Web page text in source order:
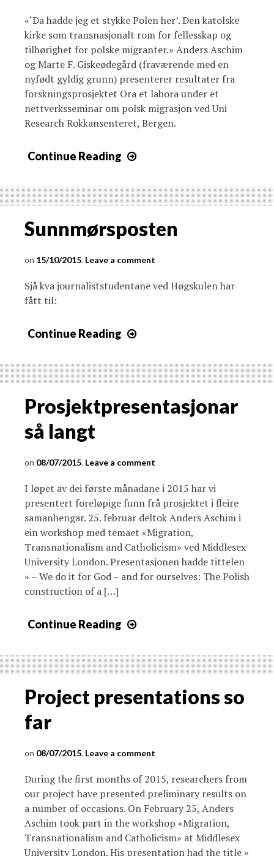
«‘Da hadde jeg et stykke Polen her’. Den katolske
kirke som transnasjonalt rom for fellesskap og
tilhørighet for polske migranter.» Anders Aschim
og Marte F. Giskeødegård (fraværende med en
nyfødt gyldig grunn) presenterer resultater fra
forskningsprosjektet Ora et labora under et
nettverksseminar om polsk migrasjon ved Uni
Research Rokkansenteret, Bergen.
Continue Reading
Sunnmørsposten
15/10/2015 Leave a comment
Sjå kva journaliststudentane ved Høgskulen har
fått til:
Continue Reading
Prosjektpresentasjonar
så langt
08/07/2015 Leave a comment
I løpet av dei første månadane i 2015 har vi
presentert foreløpige funn frå prosjektet i fleire
samanhengar. 25. februar deltok Anders Aschim i
ein workshop med temaet «Migration,
Transnationalism and Catholicism» ved Middlesex
University London. Presentasjonen hadde tittelen
» – We do it for God – and for ourselves: The Polish
construction of a […]
Continue Reading
Project presentations so
far
08/07/2015 Leave a comment
During the first months of 2015, researchers from
our project have presented preliminary results on
a number of occasions. On February 25, Anders
Aschim took part in the workshop «Migration,
Transnationalism and Catholicism» at Middlesex
University London. His presentation had the title »